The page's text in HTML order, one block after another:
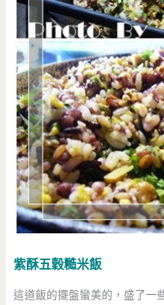
紫酥五穀糙米飯
這道飯的擺盤蠻美的，盛了一